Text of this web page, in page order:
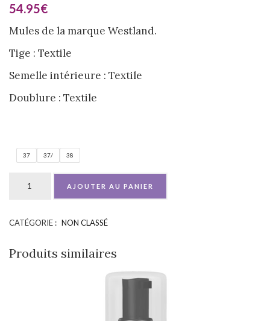
54.95€
Mules de la marque Westland.
Tige : Textile
Semelle intérieure : Textile
Doublure : Textile
37 37/ 38
AJOUTER AU PANIER
CATÉGORIE : NON CLASSÉ
Produits similaires